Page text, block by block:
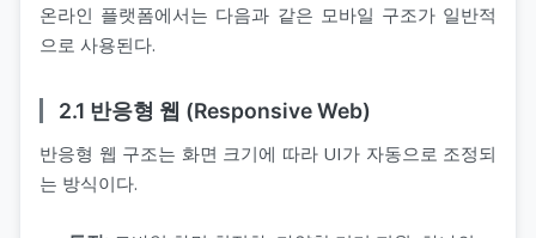
온라인 플랫폼에서는 다음과 같은 모바일 구조가 일반적
으로 사용된다.
2.1 반응형 웹 (Responsive Web)
반응형 웹 구조는 화면 크기에 따라 UI가 자동으로 조정되
는 방식이다.